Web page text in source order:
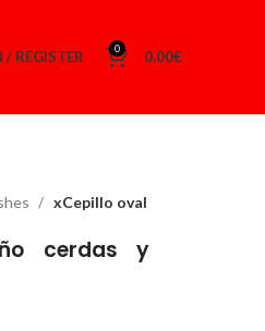
/ REGISTER 0 0.00€
xCepillo oval
cerdas y